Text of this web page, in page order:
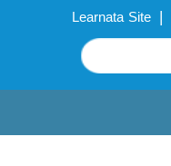
Learnata Site |